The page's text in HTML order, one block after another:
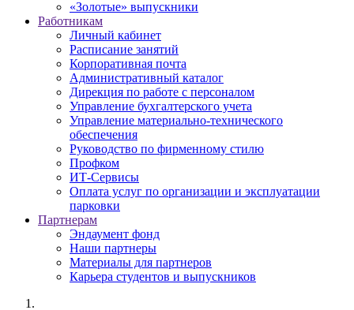
«Золотые» выпускники
Работникам
Личный кабинет
Расписание занятий
Корпоративная почта
Административный каталог
Дирекция по работе с персоналом
Управление бухгалтерского учета
Управление материально-технического
обеспечения
Руководство по фирменному стилю
Профком
ИТ-Сервисы
Оплата услуг по организации и эксплуатации
парковки
Партнерам
Эндаумент фонд
Наши партнеры
Материалы для партнеров
Карьера студентов и выпускников